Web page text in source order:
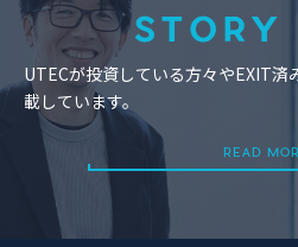
STORY
UTECが投資している方々やEXIT
載しています。
READ